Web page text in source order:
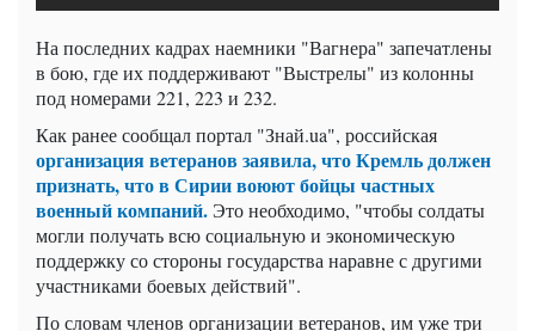
На последних кадрах наемники "Вагнера" запечатлены
в бою, где их поддерживают "Выстрелы" из колонны
под номерами 221, 223 и 232.
Как ранее сообщал портал "Знай.ua", российская
организация ветеранов заявила, что Кремль должен
признать, что в Сирии воюют бойцы частных
военный компаний. Это необходимо, "чтобы солдаты
могли получать всю социальную и экономическую
поддержку со стороны государства наравне с другими
участниками боевых действий".
По словам членов организации ветеранов, им уже три